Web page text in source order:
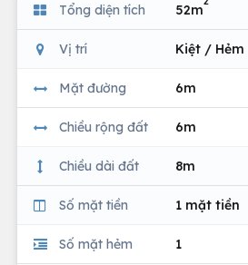
Tổng diện tích 52m
Vị trí Kiệt / Hẻm
Mặt đường 6m
Chiều rộng đất 6m
Chiều dài đất 8m
Số mặt tiền 1 mặt tiền
Số mặt hẻm 1